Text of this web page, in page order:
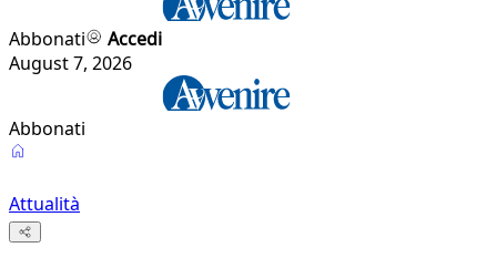
Abbonati
Accedi
August 7, 2026
Abbonati
Attualità